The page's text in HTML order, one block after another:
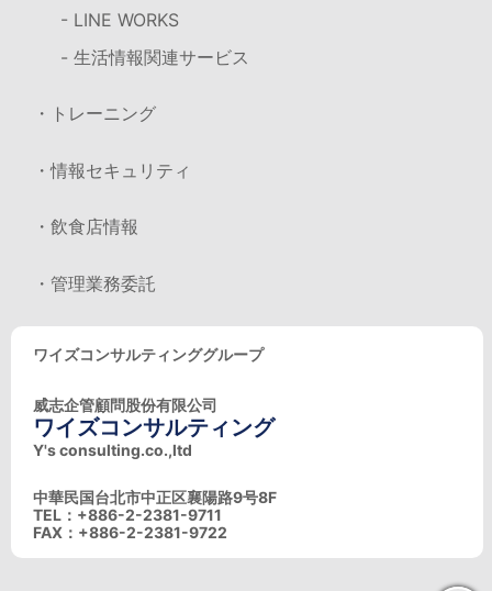
- LINE WORKS
- 生活情報関連サービス
・トレーニング
・情報セキュリティ
・飲食店情報
・管理業務委託
ワイズコンサルティンググループ
威志企管顧問股份有限公司
ワイズコンサルティング
Y's consulting.co.,ltd
中華民国台北市中正区襄陽路9号8F
TEL：+886-2-2381-9711
FAX：+886-2-2381-9722